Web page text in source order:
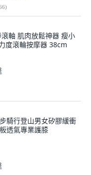
)
軸 肌肉放鬆神器 瘦小
度滾輪按摩器 38cm
騎行登山男女矽膠緩衝
透氣專業護膝